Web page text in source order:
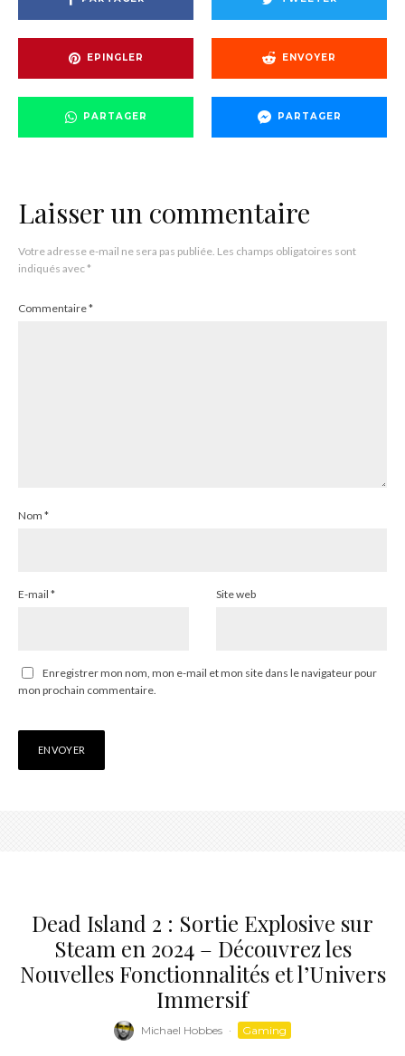
EPINGLER ENVOYER
PARTAGER PARTAGER
Laisser un commentaire
Votre adresse e-mail ne sera pas publiée. Les champs obligatoires sont
indiqués avec*
Commentaire*
Nom *
E-mail * Site web
Enregistrer mon nom, mon e-mail et mon site dans le navigateur pour
mon prochain commentaire.
Dead Island 2 : Sortie Explosive sur
Steam en 2024 – Découvrez les
Nouvelles Fonctionnalités et l’Univers
Immersif
Michael Hobbes · Gaming